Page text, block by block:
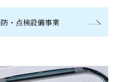
・点検設備事業